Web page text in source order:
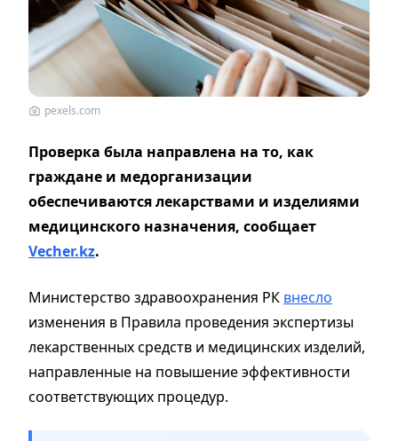
pexels.com
Проверка была направлена на то, как
граждане и медорганизации
обеспечиваются лекарствами и изделиями
медицинского назначения, сообщает
Vecher.kz.
Министерство здравоохранения РК внесло
изменения в Правила проведения экспертизы
лекарственных средств и медицинских изделий,
направленные на повышение эффективности
соответствующих процедур.